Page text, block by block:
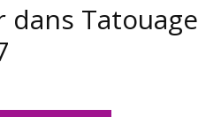
dans Tatouage